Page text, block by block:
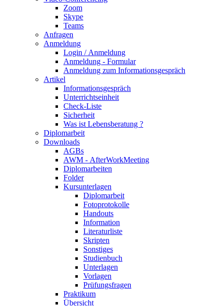
Zoom
Skype
Teams
Anfragen
Anmeldung
Login / Anmeldung
Anmeldung - Formular
Anmeldung zum Informationsgespräch
Artikel
Informationsgespräch
Unterrichtseinheit
Check-Liste
Sicherheit
Was ist Lebensberatung ?
Diplomarbeit
Downloads
AGBs
AWM - AfterWorkMeeting
Diplomarbeiten
Folder
Kursunterlagen
Diplomarbeit
Fotoprotokolle
Handouts
Information
Literaturliste
Skripten
Sonstiges
Studienbuch
Unterlagen
Vorlagen
Prüfungsfragen
Praktikum
Übersicht